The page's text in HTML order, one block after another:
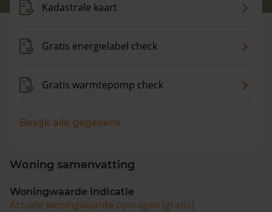
Kadastrale kaart
Gratis energielabel check
Gratis warmtepomp check
Bekijk alle gegevens
Woning samenvatting
Woningwaarde indicatie
Actuele woningwaarde opvragen (gratis)